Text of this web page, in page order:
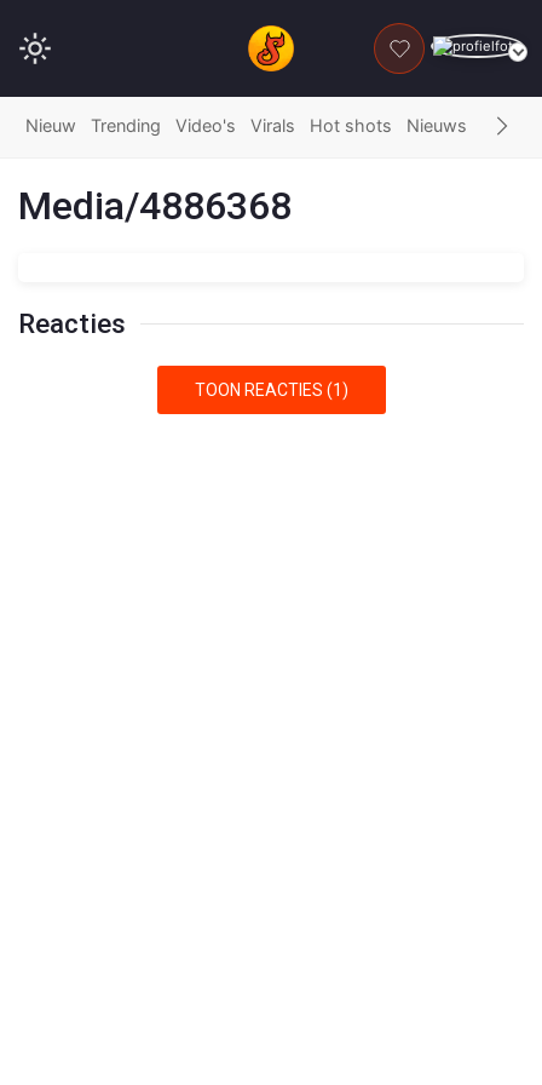
DONEER
Nieuw Trending Video's Virals Hot shots Nieuws Fails
Media/4886368
Reacties
TOON REACTIES (1)